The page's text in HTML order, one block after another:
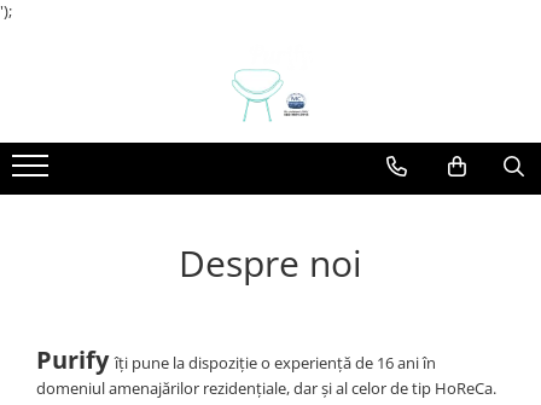
');
Comode
Paturi
Scaune casa
Blaturi de masa
Console Si Gheridoane
Jardiniere
Mese
Canapele Office / Sala asteptare
Panouri fonoabsorbante si
separatoare
Frezare CNC Debitare Si Gravura
Proiectare Si Design
Despre noi
Purifyîți pune la dispoziție o experiență de 16 ani în
domeniul amenajărilor rezidențiale, dar și al celor de tip HoReCa.